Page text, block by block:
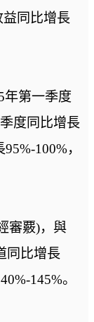
益同比增長
年第一季度
度同比增長
100%，
審覈)，與
同比增長
145%。